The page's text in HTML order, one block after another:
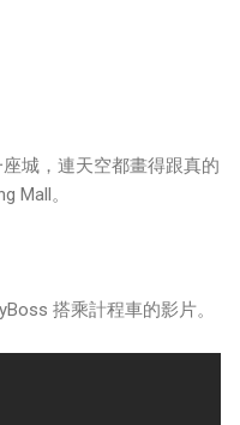
城，連天空都畫得跟真的
Mall。
搭乘計程車的影片。